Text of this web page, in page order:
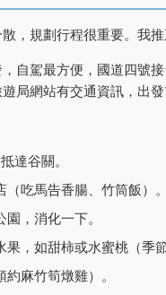
，規劃行程很重要。我
自駕最方便，國道四號
局網站有交通資訊，出發
達谷關。
吃馬告香腸、竹筒飯）。
，消化一下。
，如甜柿或水蜜桃（季節
麻竹筍燉雞）。